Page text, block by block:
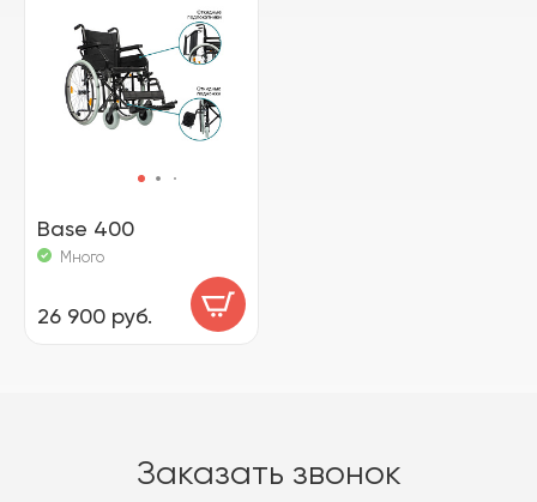
Base 400
Много
26 900 руб.
Заказать звонок